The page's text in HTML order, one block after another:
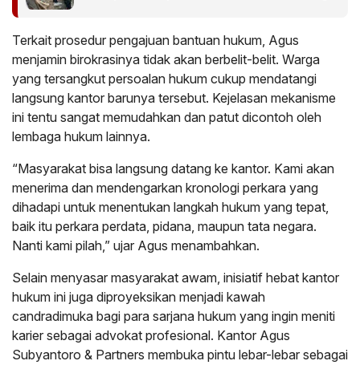
Terkait prosedur pengajuan bantuan hukum, Agus
menjamin birokrasinya tidak akan berbelit-belit. Warga
yang tersangkut persoalan hukum cukup mendatangi
langsung kantor barunya tersebut. Kejelasan mekanisme
ini tentu sangat memudahkan dan patut dicontoh oleh
lembaga hukum lainnya.
“Masyarakat bisa langsung datang ke kantor. Kami akan
menerima dan mendengarkan kronologi perkara yang
dihadapi untuk menentukan langkah hukum yang tepat,
baik itu perkara perdata, pidana, maupun tata negara.
Nanti kami pilah,” ujar Agus menambahkan.
Selain menyasar masyarakat awam, inisiatif hebat kantor
hukum ini juga diproyeksikan menjadi kawah
candradimuka bagi para sarjana hukum yang ingin meniti
karier sebagai advokat profesional. Kantor Agus
Subyantoro & Partners membuka pintu lebar-lebar sebagai